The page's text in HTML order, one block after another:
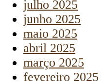
julho 2025
junho 2025
maio 2025
abril 2025
março 2025
fevereiro 2025